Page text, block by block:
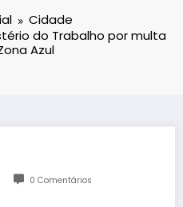
Cidade
do Trabalho por multa
Azul
0 Comentários